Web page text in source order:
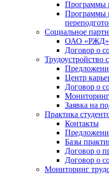
Программы
Программы
Социальное
ОАО «РЖД»
Договор о
Трудоустройство
Центр
Договор о
Мониторинг
Заявка на
Практика
Контакты
Базы
Договор о
Договор о
Мониторинг